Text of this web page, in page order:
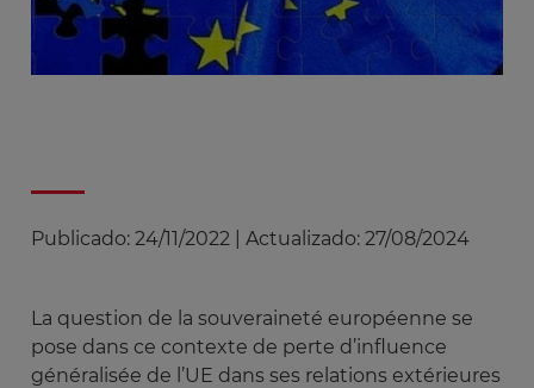
Publicado: 24/11/2022 Actualizado: 27/08/2024
La question de la souveraineté européenne se
pose dans ce contexte de perte d’influence
généralisée de l’UE dans ses relations extérieures